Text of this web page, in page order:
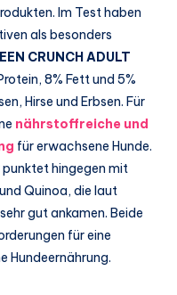
Im Test haben
als besonders
CRUNCH ADULT
8% Fett und 5%
Hirse und Erbsen. Für
nährstoffreiche und
für erwachsene Hunde.
hingegen mit
Quinoa, die laut
gut ankamen. Beide
für eine
Hundeernährung.